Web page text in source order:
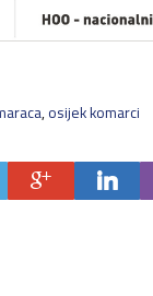
, osijek komarci